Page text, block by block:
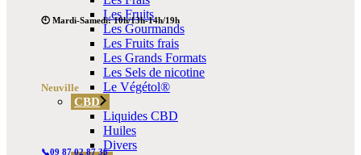
Les Fruits
Les Gourmands
Les Fruits frais
Les Grands Formats
Les Sels de nicotine
Le Végétol®
CBD
Liquides CBD
Huiles
Divers
🕙 Mardi-Samedi: 10h/13h-14h/19h
Neuville
📞09 87 02 87 36